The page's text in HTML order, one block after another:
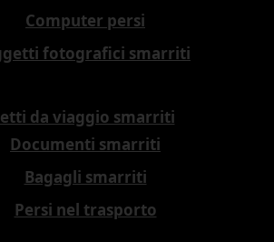
Computer persi
fotografici smarriti
da viaggio smarriti
Documenti smarriti
Bagagli smarriti
Persi nel trasporto